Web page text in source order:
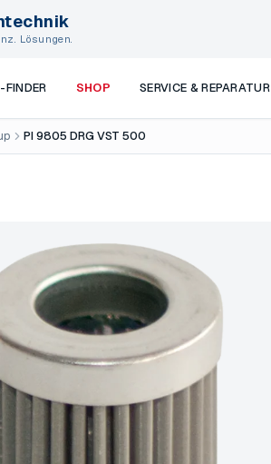
Lösungen.
FINDER SHOP SERVICE & REPARATUR
PI 9805 DRG VST 500